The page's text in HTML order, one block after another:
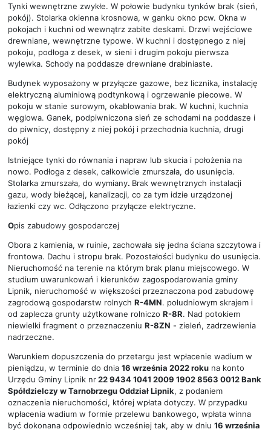
Tynki wewnętrzne zwykłe. W połowie budynku tynków brak (sień,
pokój). Stolarka okienna krosnowa, w ganku okno pcw. Okna w
pokojach i kuchni od wewnątrz zabite deskami. Drzwi wejściowe
drewniane, wewnętrzne typowe. W kuchni i dostępnego z niej
pokoju, podłoga z desek, w sieni i drugim pokoju pierwsza
wylewka. Schody na poddasze drewniane drabiniaste.
Budynek wyposażony w przyłącze gazowe, bez licznika, instalację
elektryczną aluminiową podtynkową i ogrzewanie piecowe. W
pokoju w stanie surowym, okablowania brak. W kuchni, kuchnia
węglowa. Ganek, podpiwniczona sień ze schodami na poddasze i
do piwnicy, dostępny z niej pokój i przechodnia kuchnia, drugi
pokój
Istniejące tynki do równania i napraw lub skucia i położenia na
nowo. Podłoga z desek, całkowicie zmurszała, do usunięcia.
Stolarka zmurszała, do wymiany. Brak wewnętrznych instalacji
gazu, wody bieżącej, kanalizacji, co za tym idzie urządzonej
łazienki czy wc. Odłączono przyłącze elektryczne.
Opis zabudowy gospodarczej
Obora z kamienia, w ruinie, zachowała się jedna ściana szczytowa i
frontowa. Dachu i stropu brak. Pozostałości budynku do usunięcia.
Nieruchomość na terenie na którym brak planu miejscowego. W
studium uwarunkowań i kierunków zagospodarowania gminy
Lipnik, nieruchomość w większości przeznaczona pod zabudowę
zagrodową gospodarstw rolnych R-4MN. południowym skrajem i
od zaplecza grunty użytkowane rolniczo R-8R. Nad potokiem
niewielki fragment o przeznaczeniu R-8ZN - zieleń, zadrzewienia
nadrzeczne.
Warunkiem dopuszczenia do przetargu jest wpłacenie wadium w
pieniądzu, w terminie do dnia 16 września 2022 roku na konto
Urzędu Gminy Lipnik nr22 9434 1041 2009 1902 8563 0012 Bank
Spółdzielczy w Tarnobrzegu Oddział Lipnik, z podaniem
oznaczenia nieruchomości, której wpłata dotyczy. W przypadku
wpłacenia wadium w formie przelewu bankowego, wpłata winna
być dokonana odpowiednio wcześniej tak, aby w dniu 16 września